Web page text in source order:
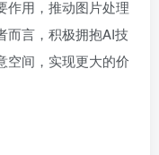
作用，推动图片处理
而言，积极拥抱AI技
空间，实现更大的价